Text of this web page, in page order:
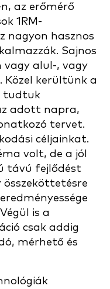
az erőmérő
1RM-
nagyon hasznos
Sajnos
vagy alul-, vagy
kerültünk a
tudtuk
adott napra,
tervet.
céljainkat.
volt, de a jól
távú fejlődést
összeköttetésre
is a
csak addig
mérhető és